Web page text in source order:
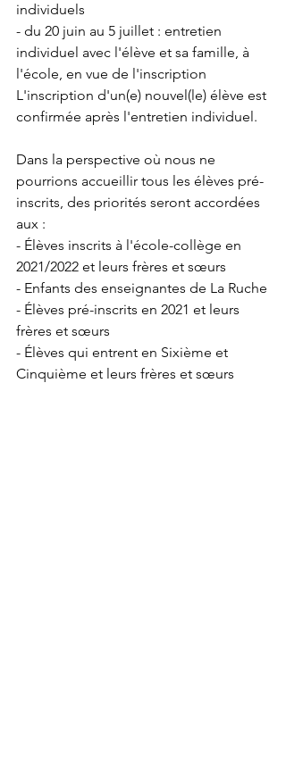
individuels
- du 20 juin au 5 juillet : entretien
individuel avec l'élève et sa famille, à
l'école, en vue de l'inscription
L'inscription d'un(e) nouvel(le) élève est
confirmée après l'entretien individuel.
Dans la perspective où nous ne
pourrions accueillir tous les élèves pré-
inscrits, des priorités seront accordées
aux :
- Élèves inscrits à l'école-collège en
2021/2022 et leurs frères et sœurs
- Enfants des enseignantes de La Ruche
- Élèves pré-inscrits en 2021 et leurs
frères et sœurs
- Élèves qui entrent en Sixième et
Cinquième et leurs frères et sœurs